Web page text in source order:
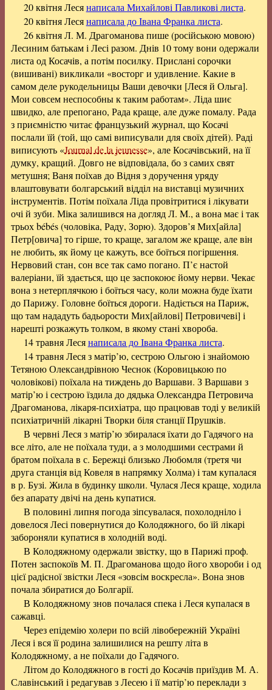
20 квітня Лесянаписала Михайлові Павликові листа.
20 квітня Лесянаписала до Івана Франка листа.
26 квітня Л. М. Драгоманова пише (російською мовою)
Лесиним батькам і Лесі разом. Днів 10 тому вони одержали
листа од Косачів, а потім посилку. Прислані сорочки
(вишивані) викликали «восторг и удивление. Какие в
самом деле рукодельницы Ваши девочки [Леся й Ольга].
Мои совсем неспособны к таким работам». Ліда шиє
швидко, але препогано, Рада краще, але дуже помалу. Рада
з приємністю читає французький журнал, що Косачі
послали їй (той, що самі виписували для своїх дітей). Раді
виписують «Journal de la jeunesse», але Косачівський, на її
думку, кращий. Довго не відповідала, бо з самих свят
метушня; Ваня поїхав до Відня з доручення уряду
влаштовувати болгарський відділ на виставці музичних
інструментів. Потім поїхала Ліда провітритися і лікувати
очі й зуби. Міка залишився на догляд Л. M., a вона має і так
трьох bébés (чоловіка, Раду, Зорю). Здоров’я Мих[айла]
Петр[овича] то гірше, то краще, загалом же краще, але він
не любить, як йому це кажуть, все боїться погіршення.
Нервовий стан, сон все так само погано. П’є настой
валеріани, їй здається, що це заспокоює йому нерви. Чекає
вона з нетерплячкою і боїться часу, коли можна буде їхати
до Парижу. Головне боїться дороги. Надіється на Париж,
що там нададуть бадьорости Мих[айлові] Петровичеві] і
нарешті розкажуть толком, в якому стані хвороба.
14 травня Лесянаписала до Івана Франка листа.
14 травня Леся з матір’ю, сестрою Ольгою і знайомою
Тетяною Олександрівною Чеснок (Коровицькою по
чоловікові) поїхала на тиждень до Варшави. З Варшави з
матір’ю і сестрою їздила до дядька Олександра Петровича
Драгоманова, лікаря-психіатра, що працював тоді у великій
психіатричній лікарні Творки біля станції Прушків.
В червні Леся з матір’ю збиралася їхати до Гадячого на
все літо, але не поїхала туди, а з молодшими сестрами й
братом поїхала в с. Бережці близько Любомля (третя чи
друга станція від Ковеля в напрямку Холма) і там купалася
в р. Бузі. Жила в будинку школи. Чулася Леся краще, ходила
без апарату двічі на день купатися.
В половині липня погода зіпсувалася, похолодніло і
довелося Лесі повернутися до Колодяжного, бо їй лікарі
забороняли купатися в холодній воді.
В Колодяжному одержали звістку, що в Парижі проф.
Потен заспокоїв M. П. Драгоманова щодо його хвороби і од
цієї радісної звістки Леся «зовсім воскресла». Вона знов
почала збиратися до Болгарії.
В Колодяжному знов почалася спека і Леся купалася в
сажавці.
Через епідемію холери по всій лівобережній Україні
Леся і вся її родина залишилися на решту літа в
Колодяжному, а не поїхали до Гадячого.
Літом до Колодяжного в гості до Косачів приїздив М. А.
Славінський і редагував з Лесею і її матір’ю переклади з